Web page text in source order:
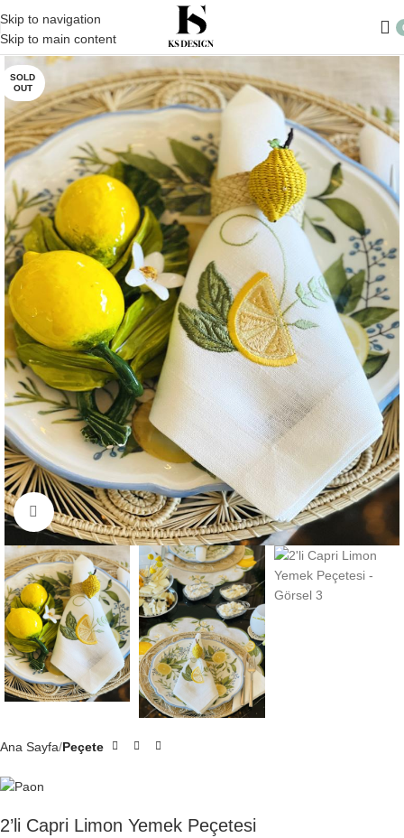
Skip to navigation
Skip to main content
SOLD
OUT
Click to enlarge
Ana Sayfa Peçete
2’li Capri Limon Yemek Peçetesi